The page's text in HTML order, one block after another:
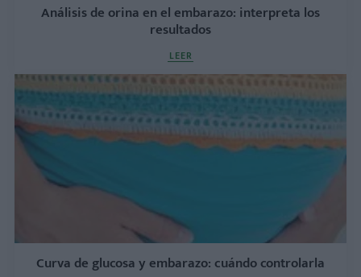
Análisis de orina en el embarazo: interpreta los
resultados
LEER
Curva de glucosa y embarazo: cuándo controlarla